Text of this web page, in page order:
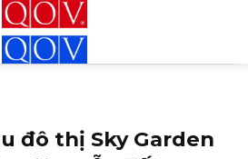
đô thị Sky Garden